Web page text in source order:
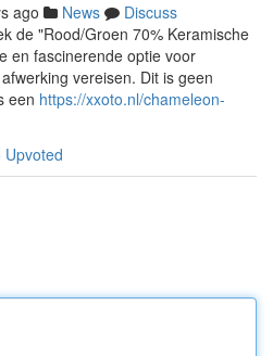
ago News
Discuss
de "Rood/Groen 70% Keramische
en fascinerende optie voor
vereisen. Dit is geen
een https://xxoto.nl/chameleon-
Upvoted